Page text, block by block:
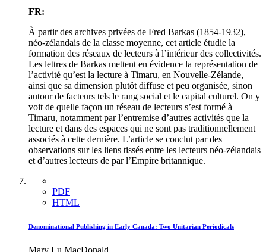
FR:
À partir des archives privées de Fred Barkas (1854-1932),
néo-zélandais de la classe moyenne, cet article étudie la
formation des réseaux de lecteurs à l’intérieur des collectivités.
Les lettres de Barkas mettent en évidence la représentation de
l’activité qu’est la lecture à Timaru, en Nouvelle-Zélande,
ainsi que sa dimension plutôt diffuse et peu organisée, sinon
autour de facteurs tels le rang social et le capital culturel. On y
voit de quelle façon un réseau de lecteurs s’est formé à
Timaru, notamment par l’entremise d’autres activités que la
lecture et dans des espaces qui ne sont pas traditionnellement
associés à cette dernière. L’article se conclut par des
observations sur les liens tissés entre les lecteurs néo-zélandais
et d’autres lecteurs de par l’Empire britannique.
PDF
HTML
Denominational Publishing in Early Canada: Two Unitarian Periodicals
Mary Lu MacDonald